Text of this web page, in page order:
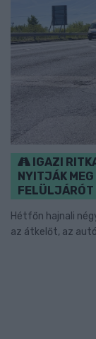
IGAZI
NYITJÁK
FELÜLJÁRÓT
Hétfőn hajnali
az átkelőt, az